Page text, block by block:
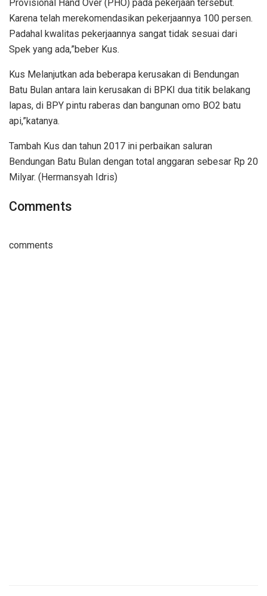
Provisional Hand Over (PHO) pada pekerjaan tersebut.
Karena telah merekomendasikan pekerjaannya 100 persen.
Padahal kwalitas pekerjaannya sangat tidak sesuai dari
Spek yang ada,”beber Kus.
Kus Melanjutkan ada beberapa kerusakan di Bendungan
Batu Bulan antara lain kerusakan di BPKI dua titik belakang
lapas, di BPY pintu raberas dan bangunan omo BO2 batu
api,”katanya.
Tambah Kus dan tahun 2017 ini perbaikan saluran
Bendungan Batu Bulan dengan total anggaran sebesar Rp 20
Milyar. (Hermansyah Idris)
Comments
comments